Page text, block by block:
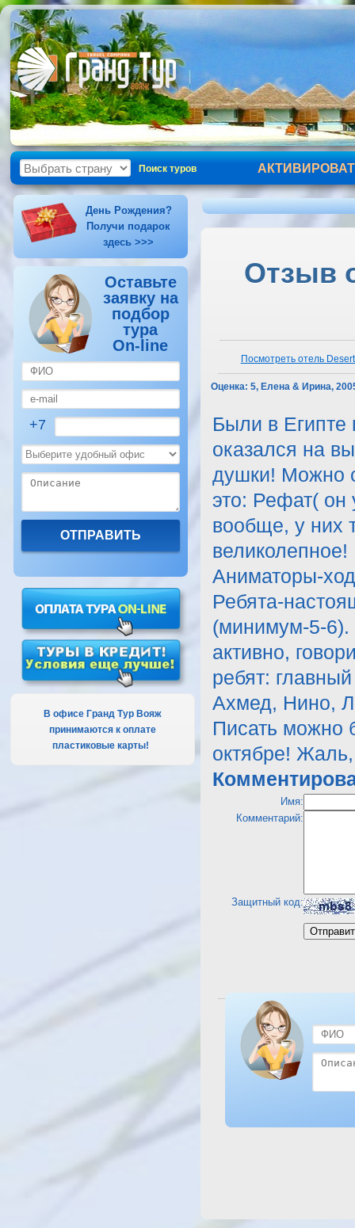
Поиск туров
День Рождения?
Получи подарок
здесь >>>
Оставьте
заявку на
подбор
тура
On-line
+7
В офисе Гранд Тур Вояж
принимаются к оплате
пластиковые карты!
Отзыв
Посмотреть отель
Оценка: 5, Елена & Ирина,
Были в Египте
оказался на
душки! Можно
это: Рефат(
вообще, у них
великолепное!
Аниматоры-
Ребята-
(минимум-5-6).
активно,
ребят:
Ахмед, Нино,
Писать можно
октябре!
Имя:
Комментарий:
Защитный код:
Посмотреть отель